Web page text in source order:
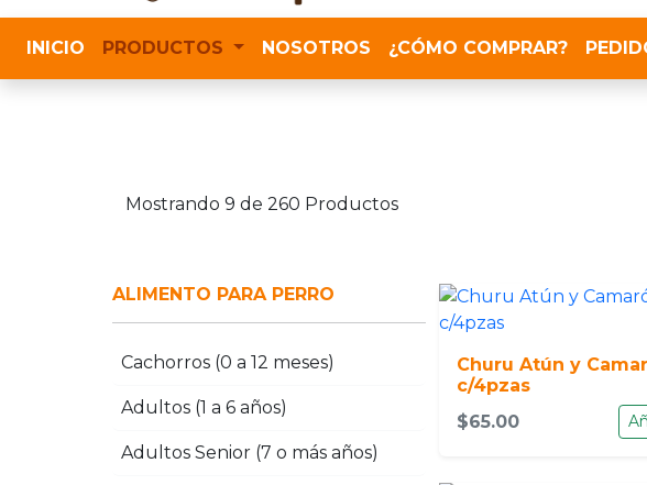
INICIO PRODUCTOS NOSOTROS ¿CÓMO COMPRAR?
Mostrando 9 de 260 Productos
ALIMENTO PARA PERRO
Cachorros (0 a 12 meses)
Adultos (1 a 6 años)
Adultos Senior (7 o más años)
Churu Atún y
c/4pzas
$65.00